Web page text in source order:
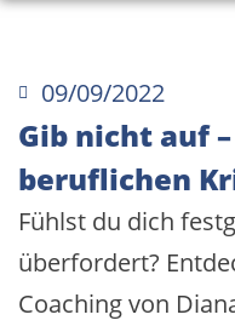
09/09/2022
Gib nicht auf
beruflichen
Fühlst du dich
überfordert?
Coaching von